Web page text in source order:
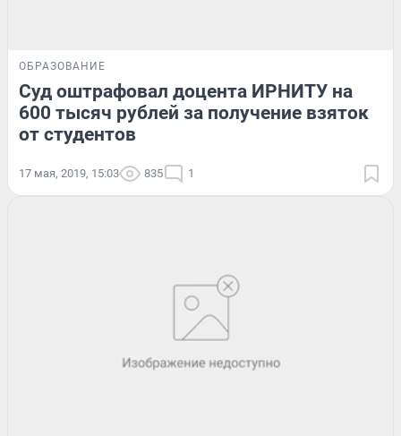
ОБРАЗОВАНИЕ
Суд оштрафовал доцента ИРНИТУ на
600 тысяч рублей за получение взяток
от студентов
17 мая, 2019, 15:03 835 1